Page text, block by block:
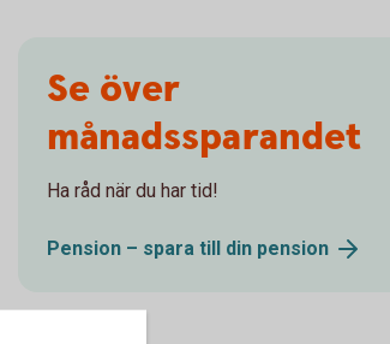
Se över
månadssparandet
Ha råd när du har tid!
Pension – spara till din pension